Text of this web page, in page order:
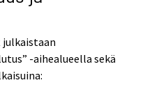
-aihealueella sekä